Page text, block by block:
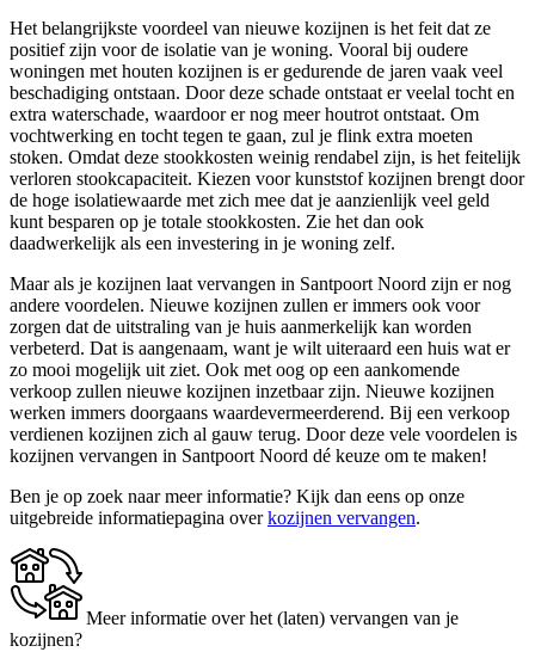
Het belangrijkste voordeel van nieuwe kozijnen is het feit dat ze
positief zijn voor de isolatie van je woning. Vooral bij oudere
woningen met houten kozijnen is er gedurende de jaren vaak veel
beschadiging ontstaan. Door deze schade ontstaat er veelal tocht en
extra waterschade, waardoor er nog meer houtrot ontstaat. Om
vochtwerking en tocht tegen te gaan, zul je flink extra moeten
stoken. Omdat deze stookkosten weinig rendabel zijn, is het feitelijk
verloren stookcapaciteit. Kiezen voor kunststof kozijnen brengt door
de hoge isolatiewaarde met zich mee dat je aanzienlijk veel geld
kunt besparen op je totale stookkosten. Zie het dan ook
daadwerkelijk als een investering in je woning zelf.
Maar als je kozijnen laat vervangen in Santpoort Noord zijn er nog
andere voordelen. Nieuwe kozijnen zullen er immers ook voor
zorgen dat de uitstraling van je huis aanmerkelijk kan worden
verbeterd. Dat is aangenaam, want je wilt uiteraard een huis wat er
zo mooi mogelijk uit ziet. Ook met oog op een aankomende
verkoop zullen nieuwe kozijnen inzetbaar zijn. Nieuwe kozijnen
werken immers doorgaans waardevermeerderend. Bij een verkoop
verdienen kozijnen zich al gauw terug. Door deze vele voordelen is
kozijnen vervangen in Santpoort Noord dé keuze om te maken!
Ben je op zoek naar meer informatie? Kijk dan eens op onze
uitgebreide informatiepagina overkozijnen vervangen.
Meer informatie over het (laten) vervangen van je
kozijnen?